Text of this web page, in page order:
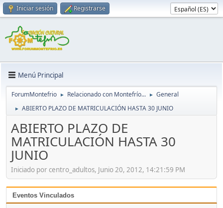
Iniciar sesión Registrarse
Menú Principal
ForumMontefrio ► Relacionado con Montefrío... ► General
► ABIERTO PLAZO DE MATRICULACIÓN HASTA 30 JUNIO
ABIERTO PLAZO DE
MATRICULACIÓN HASTA 30
JUNIO
Iniciado por centro_adultos, Junio 20, 2012, 14:21:59 PM
Eventos Vinculados